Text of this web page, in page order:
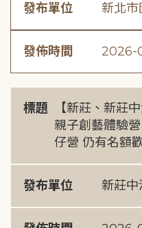
發布單位 新北市
發佈時間 2026-
標題
【新莊、新莊
親子創藝體驗
仔營 仍有名額
發布單位 新莊中